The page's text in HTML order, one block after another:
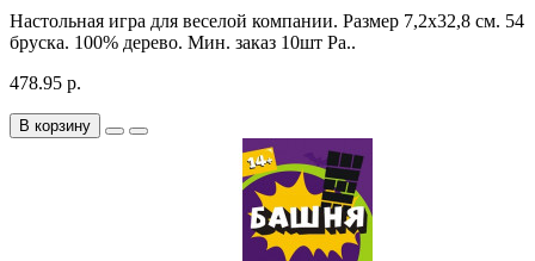
Настольная игра для веселой компании. Размер 7,2х32,8 см. 54
бруска. 100% дерево. Мин. заказ 10шт Ра..
478.95 р.
В корзину